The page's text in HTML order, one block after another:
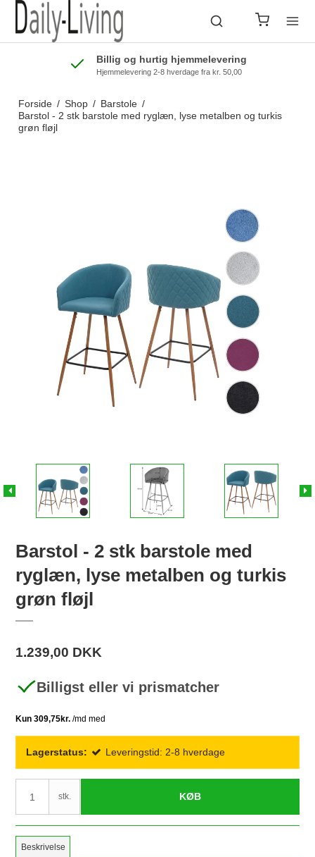
Billig og hurtig hjemmelevering
Hjemmelevering 2-8 hverdage fra kr. 50,00
Forside / Shop / Barstole /
Barstol - 2 stk barstole med ryglæn, lyse metalben og turkis
grøn fløjl
Barstol - 2 stk barstole med
ryglæn, lyse metalben og turkis
grøn fløjl
1.239,00 DKK
Billigst eller vi prismatcher
Lagerstatus: Leveringstid: 2-8 hverdage
stk. KØB
Beskrivelse